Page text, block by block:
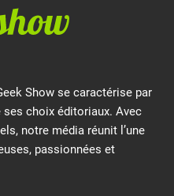
Show se caractérise par
choix éditoriaux. Avec
notre média réunit l’une
passionnées et